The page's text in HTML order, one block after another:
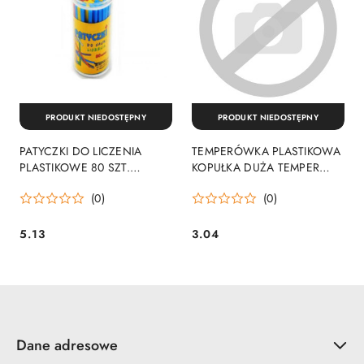
PATYCZKI DO LICZENIA
PLASTIKOWE 80 SZT.
(0)
Cena:
5.13
PRODUKT NIEDOSTĘPNY
TEMPERÓWKA PLASTIKOWA
KOPUŁKA DUŻA TEMPER
(0)
Cena:
3.04
PRODUKT NIEDOSTĘPNY
Dane adresowe